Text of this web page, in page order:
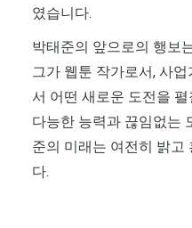
였습니다.
박태준의 앞으로의 행보
그가 웹툰 작가로서, 사
서 어떤 새로운 도전을
다능한 능력과 끊임없는
준의 미래는 여전히 밝고
다.